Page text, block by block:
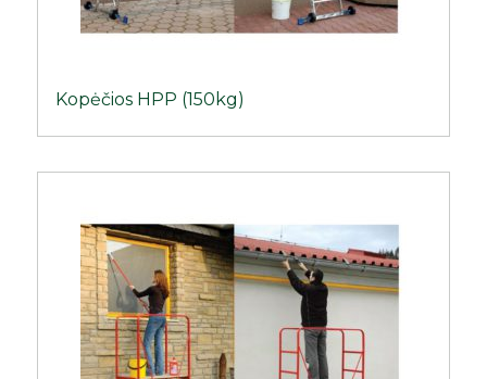
Kopėčios HPP (150kg)